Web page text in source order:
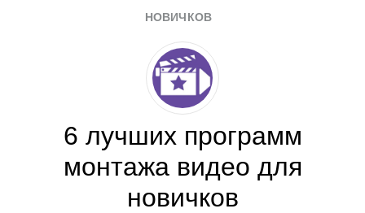
НОВИЧКОВ
6 лучших программ
монтажа видео для
новичков